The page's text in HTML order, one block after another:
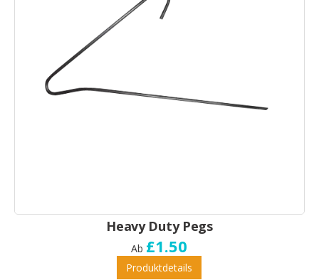
Heavy Duty Pegs
Ab £1.50
Produktdetails